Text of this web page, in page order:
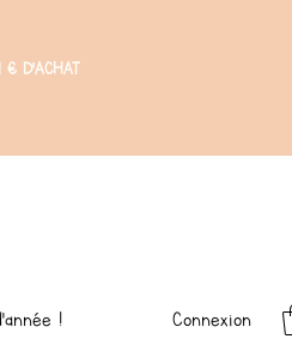
D'ACHAT
! Connexion